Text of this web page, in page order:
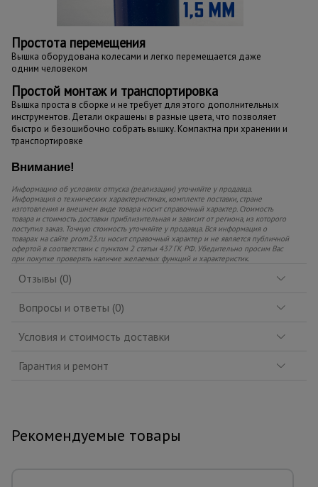
Простота перемещения
Вышка оборудована колесами и легко перемещается даже
одним человеком
Простой монтаж и транспортировка
Вышка проста в сборке и не требует для этого дополнительных
инструментов. Детали окрашены в разные цвета, что позволяет
быстро и безошибочно собрать вышку. Компактна при хранении и
транспортировке
Внимание!
Информацию об условиях отпуска (реализации) уточняйте у продавца.
Информация о технических характеристиках, комплекте поставки, стране
изготовления и внешнем виде товара носит справочный характер. Стоимость
товара и стоимость доставки приблизительная и зависит от региона, из которого
поступил заказ. Точную стоимость уточняйте у продавца. Вся информация о
товарах на сайте prom23.ru носит справочный характер и не является публичной
офертой в соответствии с пунктом 2 статьи 437 ГК РФ. Убедительно просим Вас
при покупке проверять наличие желаемых функций и характеристик.
Отзывы (0)
Вопросы и ответы (0)
Условия и стоимость доставки
Гарантия и ремонт
Рекомендуемые товары